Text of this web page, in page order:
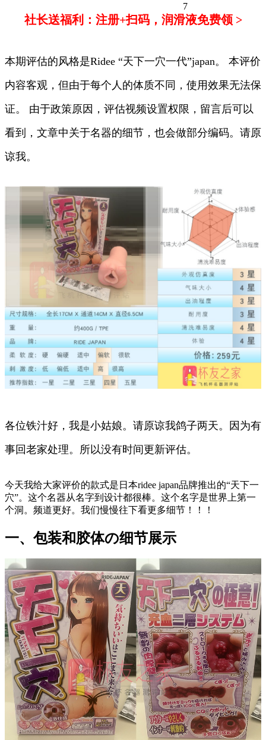
7
社长送福利：注册+扫码，润滑液免费领 >
本期评估的风格是Ridee “天下一穴一代”japan。 本评价
内容客观，但由于每个人的体质不同，使用效果无法保
证。 由于政策原因，评估视频设置权限，留言后可以
看到，文章中关于名器的细节，也会做部分编码。请原
谅我。
各位铁汁好，我是小姑娘。请原谅我鸽子两天。因为有
事回老家处理。所以没有时间更新评估。
今天我给大家评价的款式是日本ridee japan品牌推出的“天下一
穴”。这个名器从名字到设计都很棒。这个名字是世界上第一
个洞。频道更好。我们慢慢往下看更多细节！！！
一、包装和胶体の细节展示